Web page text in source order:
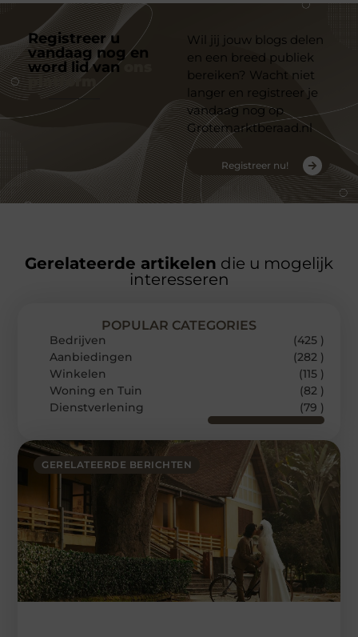
Registreer u
vandaag nog en
word lid van
platform
Wil jij jouw blogs delen
en een breed publiek
bereiken? Wacht niet
langer en registreer je
vandaag nog op
Grotemarktberaad.nl
Registreer nu!
Gerelateerde artikelen die u mogelijk
interesseren
GERELATEERDE BERICHTEN
POPULAR CATEGORIES
Bedrijven
(425 )
Aanbiedingen
(282 )
Winkelen
(115 )
Woning en Tuin
(82 )
Dienstverlening
(79 )